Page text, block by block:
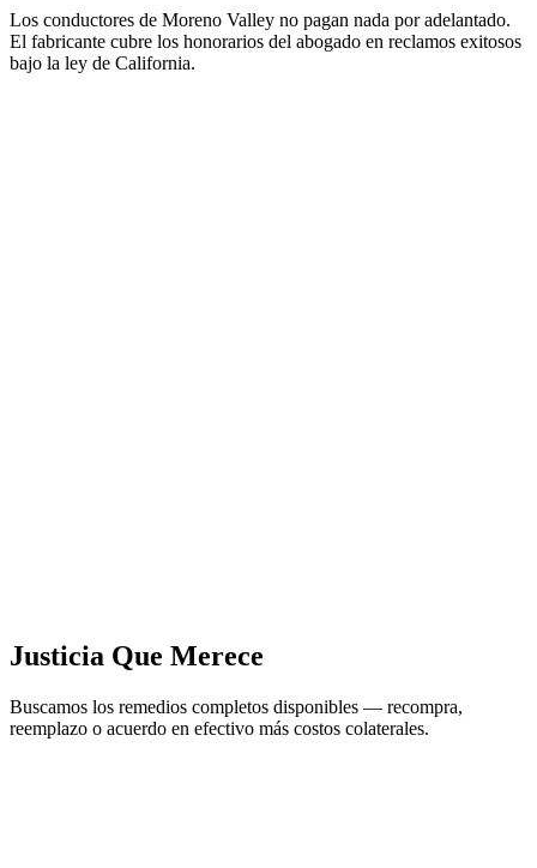
Los conductores de Moreno Valley no pagan nada por adelantado.
El fabricante cubre los honorarios del abogado en reclamos exitosos
bajo la ley de California.
Justicia Que Merece
Buscamos los remedios completos disponibles — recompra,
reemplazo o acuerdo en efectivo más costos colaterales.